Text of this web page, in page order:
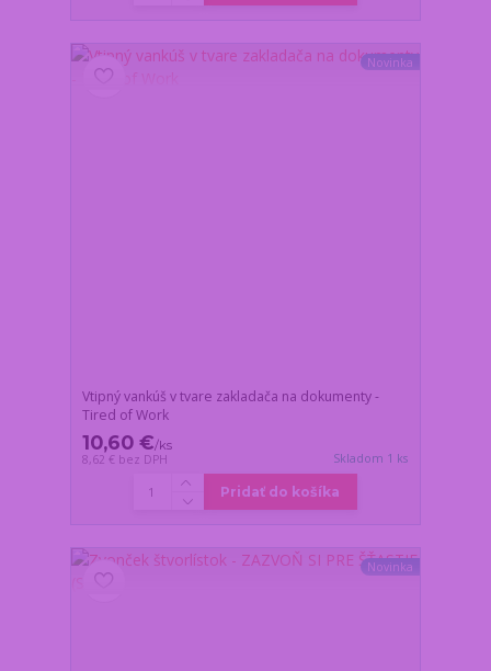
Novinka
Vtipný vankúš v tvare zakladača na dokumenty -
Tired of Work
10,60 €/ks
8,62 € bez DPH Skladom 1 ks
Pridať do košíka
Novinka